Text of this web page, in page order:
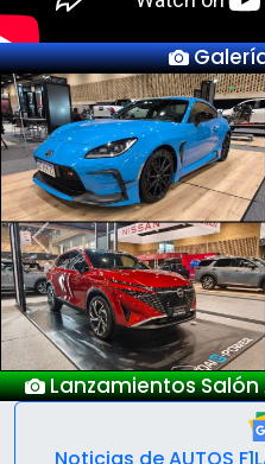
Nuevo
Previous